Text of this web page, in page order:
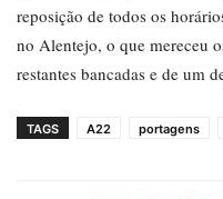
reposição de todos os
no Alentejo, o que mereceu
restantes bancadas e de um
TAGS A22 portagens